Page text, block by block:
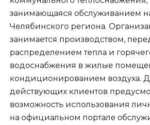
занимающаяся обслуживанием
Челябинского региона.
занимается производством,
распределением тепла и
водоснабжения в жилые
кондиционированием воздуха.
действующих клиентов
возможность использования
на официальном портале